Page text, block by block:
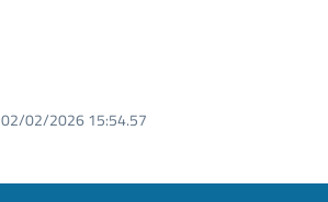
02/02/2026 15:54.57